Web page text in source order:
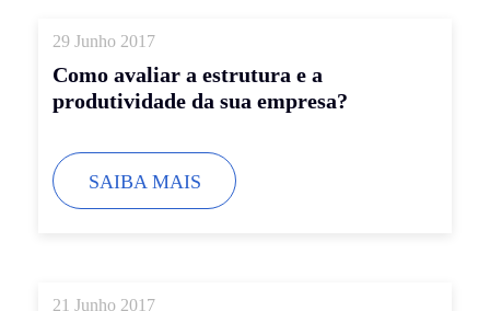
29 Junho 2017
Como avaliar a estrutura e a
produtividade da sua empresa?
SAIBA MAIS
21 Junho 2017